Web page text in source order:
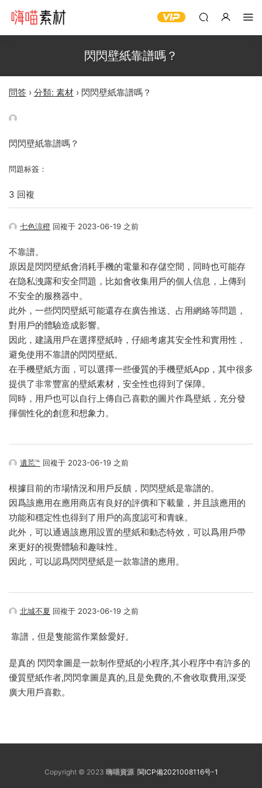
閃閃壁紙靠譜嗎？
問答 › 分類: 素材 › 閃閃壁紙靠譜嗎？
閃閃壁紙靠譜嗎？
問題标簽：
3 回複
七色涼橙 回複于 2023-06-19 之前
不靠譜。
原因是閃閃壁紙會消耗手機的電量和存儲空間，同時也可能存
在隐私洩露和安全問題，比如會收集用戶的個人信息，上傳到
不安全的服務器中。
此外，一些閃閃壁紙可能還存在廣告推送、占用網絡等問題，
對用戶的體驗造成影響。
因此，建議用戶在選擇壁紙時，仔細考慮其安全性和實用性，
避免使用不靠譜的閃閃壁紙。
在手機壁紙方面，可以選擇一些優質的手機壁紙App，其中很多
提供了非常豐富的壁紙素材，安全性也得到了保障。
同時，用戶也可以自行上傳自己喜歡的圖片作爲壁紙，充分發
揮個性化的創意和想象力。
遺莣℡ 回複于 2023-06-19 之前
根據目前的市場情況和用戶反饋，閃閃壁紙是靠譜的。
因爲該應用在應用商店有良好的評價和下載量，并且該應用的
功能和穩定性也得到了用戶的高度認可和青睐。
此外，可以通過該應用設置的壁紙和動态特效，可以爲用戶帶
來更好的視覺體驗和趣味性。
因此，可以認爲閃閃壁紙是一款靠譜的應用。
北城不夏 回複于 2023-06-19 之前
靠譜，但是隻能當作業餘愛好。
是真的 閃閃拿圖是一款制作壁紙的小程序,其小程序中有許多的
優質壁紙作者,閃閃拿圖是真的,且是免費的,不會收取費用,深受
廣大用戶喜歡。
Copyright © 2023 嗨喵資源 閩ICP備2021008116号-1